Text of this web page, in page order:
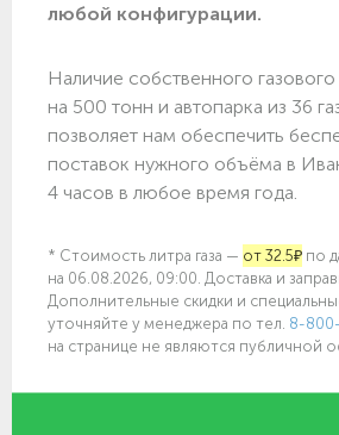
любой конфигурации.
Наличие собственного
на 500 тонн и автопарка из 36
позволяет нам обеспечить
поставок нужного объёма в
4 часов в любое время года.
* Стоимость литра газа — от 32.5₽ по
на 06.08.2026, 09:00. Доставка и
Дополнительные скидки и
уточняйте у менеджера по тел. 8-
на странице не являются публичной